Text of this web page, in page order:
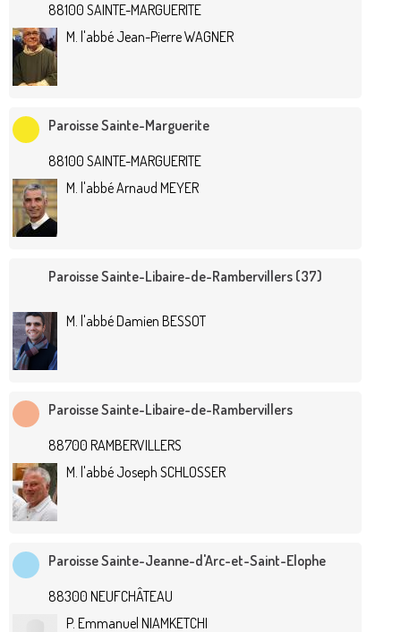
88100 SAINTE-MARGUERITE
M. l'abbé Jean-Pierre WAGNER
Paroisse Sainte-Marguerite
88100 SAINTE-MARGUERITE
M. l'abbé Arnaud MEYER
Paroisse Sainte-Libaire-de-Rambervillers (37)
M. l'abbé Damien BESSOT
Paroisse Sainte-Libaire-de-Rambervillers
88700 RAMBERVILLERS
M. l'abbé Joseph SCHLOSSER
Paroisse Sainte-Jeanne-d'Arc-et-Saint-Elophe
88300 NEUFCHÂTEAU
P. Emmanuel NIAMKETCHI